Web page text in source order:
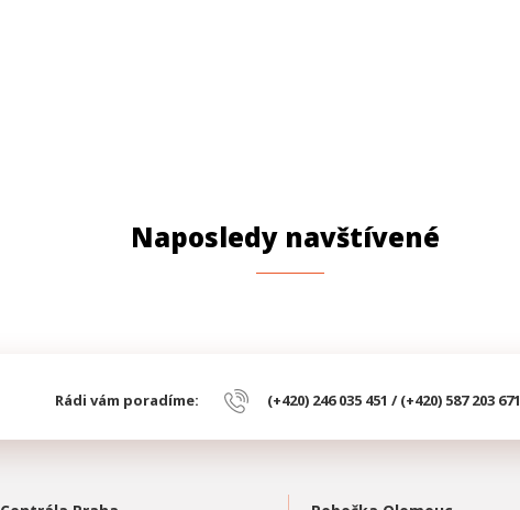
Naposledy navštívené
Rádi vám poradíme: (+420) 246 035 451 / (+420) 587 203 671